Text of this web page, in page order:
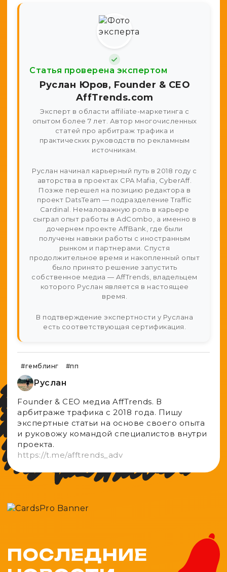
Статья проверена экспертом
Руслан Юров, Founder & CEO
AffTrends.com
Эксперт в области affiliate-маркетинга с
опытом более 7 лет. Автор многочисленных
статей про арбитраж трафика и
практических руководств по рекламным
источникам.
Руслан начинал карьерный путь в 2018 году с
авторства в проектах CPA Mafia, CyberAff.
Позже перешел на позицию редактора в
проект DatsTeam — подразделение Traffic
Cardinal. Немаловажную роль в карьере
сыграл опыт работы в AdCombo, а именно в
дочернем проекте AffBank, где были
получены навыки работы с иностранным
рынком и партнерами. Спустя
продолжительное время и накопленный опыт
было принято решение запустить
собственное медиа — AffTrends, владельцем
которого Руслан является в настоящее
время.
В подтверждение экспертности у Руслана
есть соответствующая сертификация.
Руслан
Founder & CEO медиа AffTrends. В
aрбитраже трафика с 2018 года. Пишу
экспертные статьи на основе своего опыта
и руковожу командой специалистов внутри
проекта.
https://t.me/afftrends_adv
#гемблинг #пп
ПОСЛЕДНИЕ